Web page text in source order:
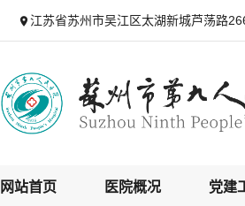
 江苏省苏州市吴江区太湖新城芦荡路
网站首页 医院概况 党建